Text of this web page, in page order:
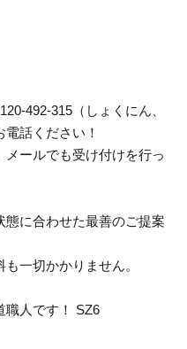
492-315（しょくにん、
話ください！
ールでも受け付けを行っ
に合わせた最善のご提案
一切かかりません。
職人です！ SZ6